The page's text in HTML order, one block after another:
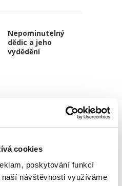
cookies
poskytování funkcí
návštěvnosti využíváme
Nepominutelný
dědic a jeho
vydědění
problematice
jeho vydědění a